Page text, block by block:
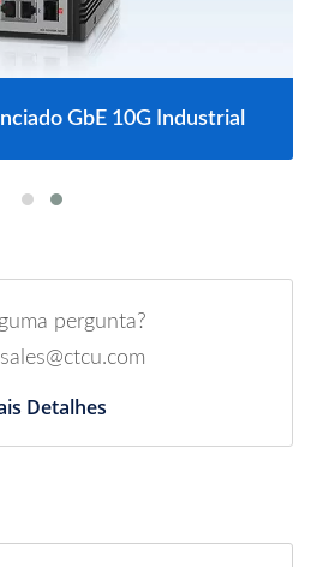
GbE 10G Industrial
pergunta?
Detalhes